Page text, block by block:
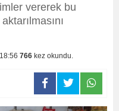
vererek bu
766 kez okundu.